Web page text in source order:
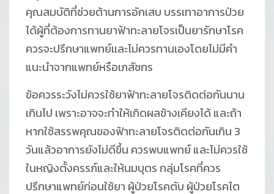
คุณสมบัติที่ช่วยต้านการอักเสบ บรรเทาอาการป่วย
ได้ผู้ที่ต้องการทานยาฟ้าทะลายโจรเป็นยารักษาโรค
ควรจะปรึกษาแพทย์เเละไม่ควรทานเองโดยไม่มีคำ
แนะนำจากแพทย์หรือเภสัชกร
ข้อควรระวังไม่ควรใช้ยาฟ้าทะลายโจรติดต่อกันนาน
เกินไป เพราะอาจจะทำให้เกิดผลข้างเคียงได้ และถ้า
หากใช้สรรพคุณของฟ้าทะลายโจรติดต่อกันเกิน 3
วันแล้วอาการยังไม่ดีขึ้น ควรพบแพทย์ และไม่ควรใช้
ในหญิงตั้งครรภ์และให้นมบุตร กลุ่มโรคที่ควร
ปรึกษาแพทย์ก่อนใช้ยา ผู้ป่วยโรคตับ ผู้ป่วยโรคไต